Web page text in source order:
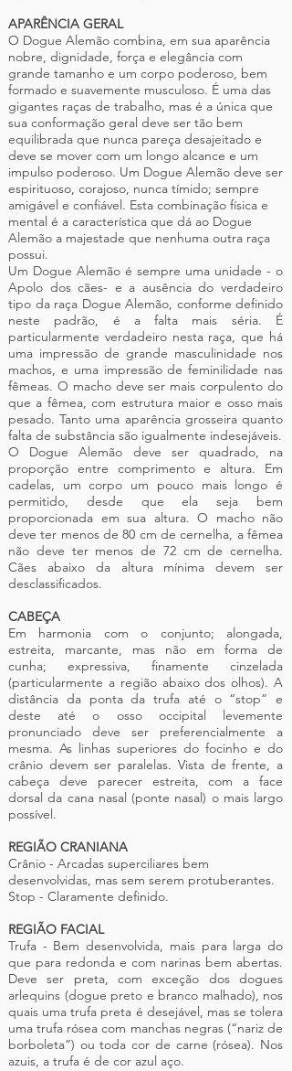
APARÊNCIA GERAL
O Dogue Alemão combina, em sua aparência
nobre, dignidade, força e elegância com
grande tamanho e um corpo poderoso, bem
formado e suavemente musculoso. É uma das
gigantes raças de trabalho, mas é a única que
sua conformação geral deve ser tão bem
equilibrada que nunca pareça desajeitado e
deve se mover com um longo alcance e um
impulso poderoso. Um Dogue Alemão deve ser
espirituoso, corajoso, nunca tímido; sempre
amigável e confiável. Esta combinação física e
mental é a característica que dá ao Dogue
Alemão a majestade que nenhuma outra raça
possui.
Um Dogue Alemão é sempre uma unidade - o
Apolo dos cães- e a ausência do verdadeiro
tipo da raça Dogue Alemão, conforme definido
neste padrão, é a falta mais séria. É
particularmente verdadeiro nesta raça, que há
uma impressão de grande masculinidade nos
machos, e uma impressão de feminilidade nas
fêmeas. O macho deve ser mais corpulento do
que a fêmea, com estrutura maior e osso mais
pesado. Tanto uma aparência grosseira quanto
falta de substância são igualmente indesejáveis.
O Dogue Alemão deve ser quadrado, na
proporção entre comprimento e altura. Em
cadelas, um corpo um pouco mais longo é
permitido, desde que ela seja bem
proporcionada em sua altura. O macho não
deve ter menos de 80 cm de cernelha, a fêmea
não deve ter menos de 72 cm de cernelha.
Cães abaixo da altura mínima devem ser
desclassificados.
CABEÇA
Em harmonia com o conjunto; alongada,
estreita, marcante, mas não em forma de
cunha; expressiva, finamente cinzelada
(particularmente a região abaixo dos olhos). A
distância da ponta da trufa até o “stop” e
deste até o osso occipital levemente
pronunciado deve ser preferencialmente a
mesma. As linhas superiores do focinho e do
crânio devem ser paralelas. Vista de frente, a
cabeça deve parecer estreita, com a face
dorsal da cana nasal (ponte nasal) o mais largo
possível.
REGIÃO CRANIANA
Crânio - Arcadas superciliares bem
desenvolvidas, mas sem serem protuberantes.
Stop - Claramente definido.
REGIÃO FACIAL
Trufa - Bem desenvolvida, mais para larga do
que para redonda e com narinas bem abertas.
Deve ser preta, com exceção dos dogues
arlequins (dogue preto e branco malhado), nos
quais uma trufa preta é desejável, mas se tolera
uma trufa rósea com manchas negras (“nariz de
borboleta”) ou toda cor de carne (rósea). Nos
azuis, a trufa é de cor azul aço.